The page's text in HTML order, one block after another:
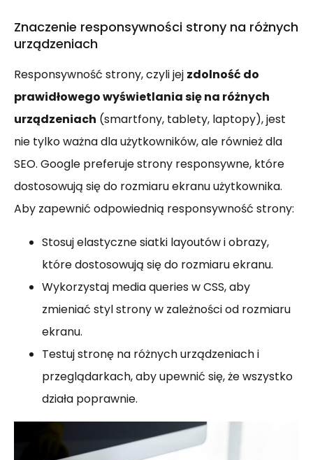
Znaczenie responsywności strony na różnych
urządzeniach
Responsywność strony, czyli jej zdolność do
prawidłowego wyświetlania się na różnych
urządzeniach (smartfony, tablety, laptopy), jest
nie tylko ważna dla użytkowników, ale również dla
SEO. Google preferuje strony responsywne, które
dostosowują się do rozmiaru ekranu użytkownika.
Aby zapewnić odpowiednią responsywność strony:
Stosuj elastyczne siatki layoutów i obrazy,
które dostosowują się do rozmiaru ekranu.
Wykorzystaj media queries w CSS, aby
zmieniać styl strony w zależności od rozmiaru
ekranu.
Testuj stronę na różnych urządzeniach i
przeglądarkach, aby upewnić się, że wszystko
działa poprawnie.